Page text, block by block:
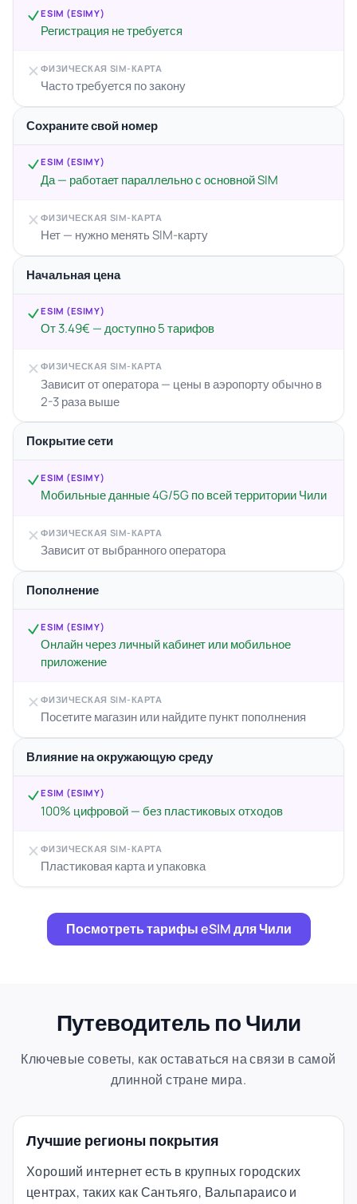
ESIM (ESIMY)
Регистрация не требуется
ФИЗИЧЕСКАЯ SIM-КАРТА
Часто требуется по закону
Сохраните свой номер
ESIM (ESIMY)
Да — работает параллельно с основной SIM
ФИЗИЧЕСКАЯ SIM-КАРТА
Нет — нужно менять SIM-карту
Начальная цена
ESIM (ESIMY)
От 3.49€ — доступно 5 тарифов
ФИЗИЧЕСКАЯ SIM-КАРТА
Зависит от оператора — цены в аэропорту обычно в
2-3 раза выше
Покрытие сети
ESIM (ESIMY)
Мобильные данные 4G/5G по всей территории Чили
ФИЗИЧЕСКАЯ SIM-КАРТА
Зависит от выбранного оператора
Пополнение
ESIM (ESIMY)
Онлайн через личный кабинет или мобильное
приложение
ФИЗИЧЕСКАЯ SIM-КАРТА
Посетите магазин или найдите пункт пополнения
Влияние на окружающую среду
ESIM (ESIMY)
100% цифровой — без пластиковых отходов
ФИЗИЧЕСКАЯ SIM-КАРТА
Пластиковая карта и упаковка
Посмотреть тарифы eSIM для Чили
Путеводитель по Чили
Ключевые советы, как оставаться на связи в самой
длинной стране мира.
Лучшие регионы покрытия
Хороший интернет есть в крупных городских
центрах, таких как Сантьяго, Вальпараисо и